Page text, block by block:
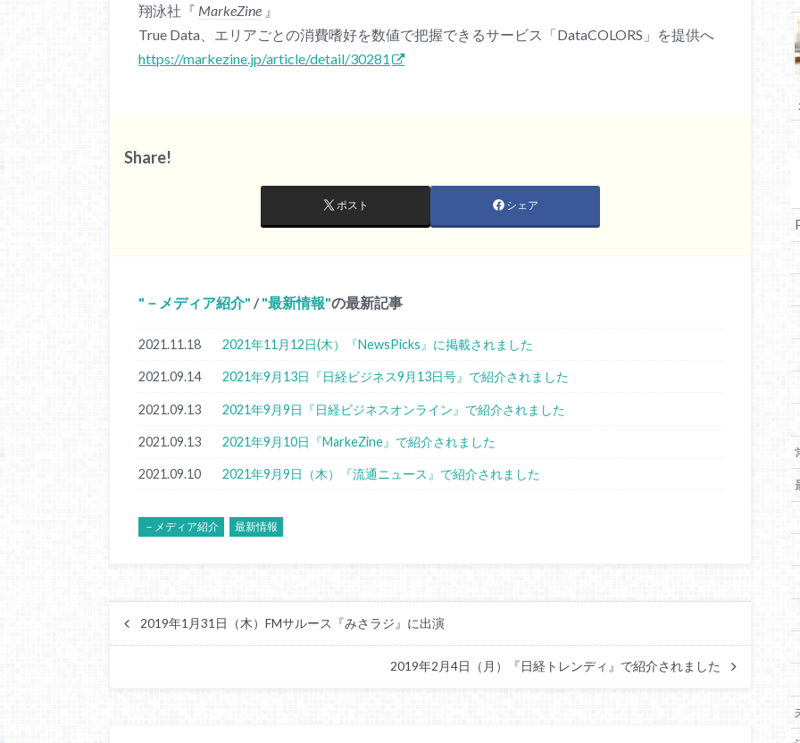
翔泳社『 MarkeZine 』
True Data、エリアごとの消費嗜好を数値で把握できるサービス「DataCOLORS」を提供へ
https://markezine.jp/article/detail/30281
Share!
ポスト シェア
－メディア紹介 / 最新情報 の最新記事
2021.11.18 2021年11月12日(木）『NewsPicks』に掲載されました
2021.09.14 2021年9月13日『日経ビジネス9月13日号』で紹介されました
2021.09.13 2021年9月9日『日経ビジネスオンライン』で紹介されました
2021.09.13 2021年9月10日『MarkeZine』で紹介されました
2021.09.10 2021年9月9日（木）『流通ニュース』で紹介されました
－メディア紹介 最新情報
2019年1月31日（木）FMサルース『みさラジ』に出演
2019年2月4日（月）『日経トレンディ』で紹介されました